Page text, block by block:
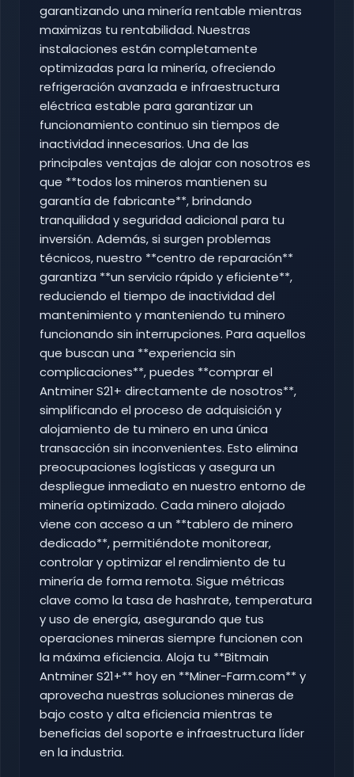
garantizando una minería rentable mientras
maximizas tu rentabilidad. Nuestras
instalaciones están completamente
optimizadas para la minería, ofreciendo
refrigeración avanzada e infraestructura
eléctrica estable para garantizar un
funcionamiento continuo sin tiempos de
inactividad innecesarios. Una de las
principales ventajas de alojar con nosotros es
que **todos los mineros mantienen su
garantía de fabricante**, brindando
tranquilidad y seguridad adicional para tu
inversión. Además, si surgen problemas
técnicos, nuestro **centro de reparación**
garantiza **un servicio rápido y eficiente**,
reduciendo el tiempo de inactividad del
mantenimiento y manteniendo tu minero
funcionando sin interrupciones. Para aquellos
que buscan una **experiencia sin
complicaciones**, puedes **comprar el
Antminer S21+ directamente de nosotros**,
simplificando el proceso de adquisición y
alojamiento de tu minero en una única
transacción sin inconvenientes. Esto elimina
preocupaciones logísticas y asegura un
despliegue inmediato en nuestro entorno de
minería optimizado. Cada minero alojado
viene con acceso a un **tablero de minero
dedicado**, permitiéndote monitorear,
controlar y optimizar el rendimiento de tu
minería de forma remota. Sigue métricas
clave como la tasa de hashrate, temperatura
y uso de energía, asegurando que tus
operaciones mineras siempre funcionen con
la máxima eficiencia. Aloja tu **Bitmain
Antminer S21+** hoy en **Miner-Farm.com** y
aprovecha nuestras soluciones mineras de
bajo costo y alta eficiencia mientras te
beneficias del soporte e infraestructura líder
en la industria.